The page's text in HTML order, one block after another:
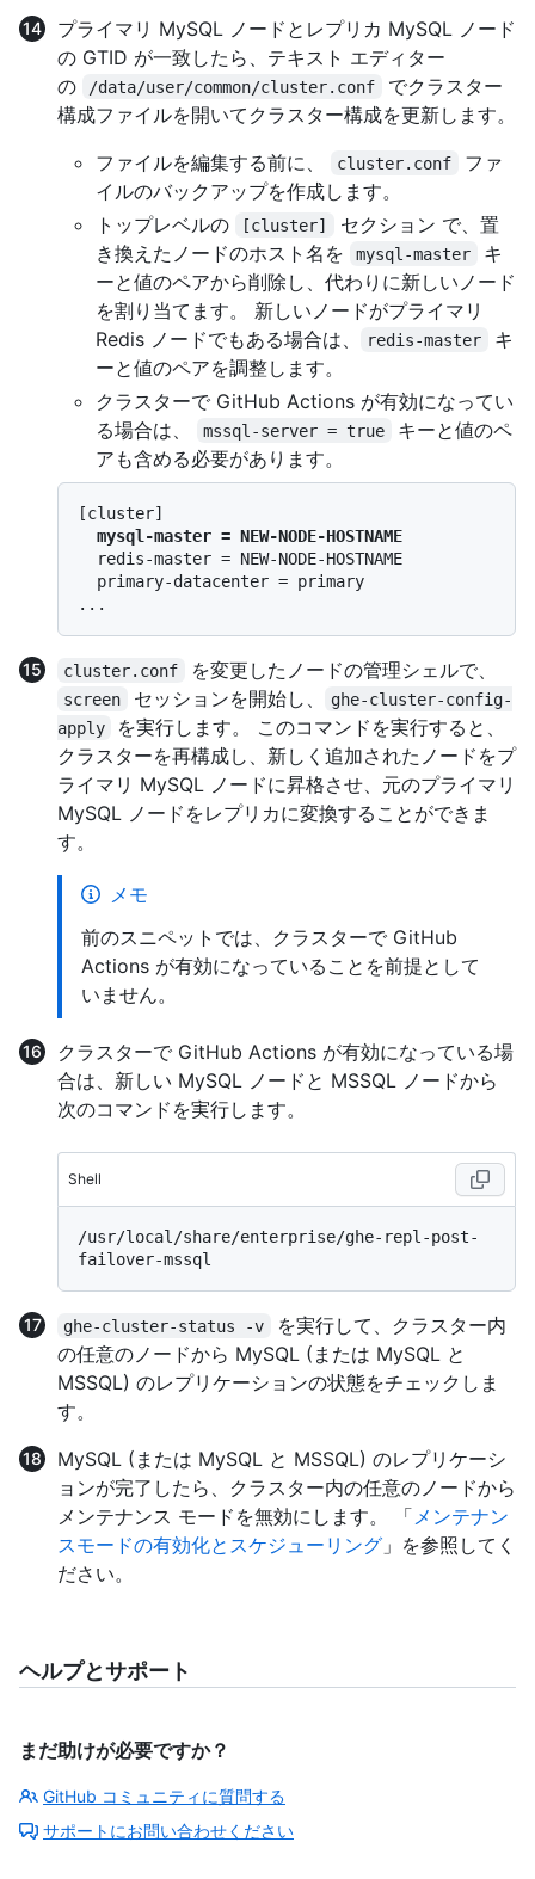
プライマリ MySQL ノードとレプリカ MySQL ノード
の GTID が一致したら、テキスト エディター
の
/data/user/common/cluster.conf
でクラスター
構成ファイルを開いてクラスター構成を更新します。
ファイルを編集する前に、
cluster.conf
ファ
イルのバックアップを作成します。
トップレベルの
[cluster]
セクション で、置
き換えたノードのホスト名を
mysql-master
キ
ーと値のペアから削除し、代わりに新しいノード
を割り当てます。 新しいノードがプライマリ
Redis ノードでもある場合は、
redis-master
キ
ーと値のペアを調整します。
クラスターで GitHub Actions が有効になってい
る場合は、
mssql-server = true
キーと値のペ
アも含める必要があります。
[cluster]
mysql-master = NEW-NODE-HOSTNAME
  redis-master = NEW-NODE-HOSTNAME
  primary-datacenter = primary
cluster.conf を変更したノードの管理シェルで、
screen セッションを開始し、
ghe-cluster-config-
apply
を実行します。 このコマンドを実行すると、
クラスターを再構成し、新しく追加されたノードをプ
ライマリ MySQL ノードに昇格させ、元のプライマリ
MySQL ノードをレプリカに変換することができま
す。
メモ
前のスニペットでは、クラスターで GitHub
Actions が有効になっていることを前提として
いません。
クラスターで GitHub Actions が有効になっている場
合は、新しい MySQL ノードと MSSQL ノードから
次のコマンドを実行します。
Shell
/usr/local/share/enterprise/ghe-repl-post-
ghe-cluster-status -v
を実行して、クラスター内
の任意のノードから MySQL (または MySQL と
MSSQL) のレプリケーションの状態をチェックしま
す。
MySQL (または MySQL と MSSQL) のレプリケーシ
ョンが完了したら、クラスター内の任意のノードから
メンテナンス モードを無効にします。 「 メンテナン
スモードの有効化とスケジューリング 」を参照してく
ださい。
ヘルプとサポート
まだ助けが必要ですか？
GitHub コミュニティに質問する
サポートにお問い合わせください